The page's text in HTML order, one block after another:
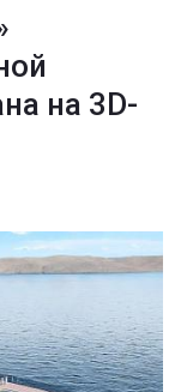
на 3D-